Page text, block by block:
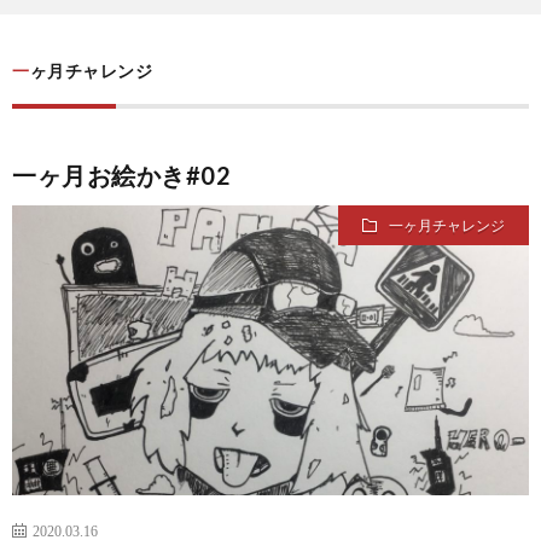
ー
ブ
グ
プ
一ヶ月チャレンジ
一ヶ月お絵かき#02
一ヶ月チャレンジ
2020.03.16